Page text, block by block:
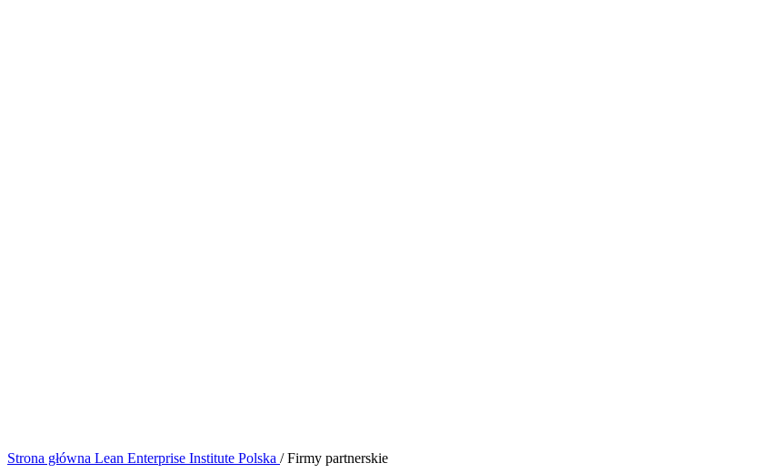
Strona główna Lean Enterprise Institute Polska /Firmy partnerskie